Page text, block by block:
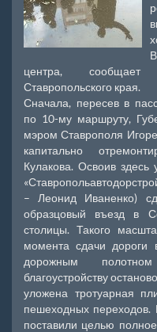
центра, сообщает
Ставропольского края.
Сначала, пересев в
по 10-му маршруту,
мэром Ставрополя
капитально
Кулакова. Освоив
– Леонид Иваненко)
образцовый въезд в
столицы. Такого
момента сдачи дороги
дорожным
благоустройству
уложена тротуарная
пешеходных переходов.
поставили целью